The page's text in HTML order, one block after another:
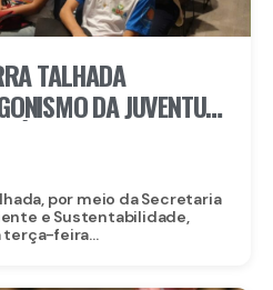
TALHADA
DA JUVENTUDE
ÀS MUDANÇAS
por meio da Secretaria
e Sustentabilidade,
terça-feira...